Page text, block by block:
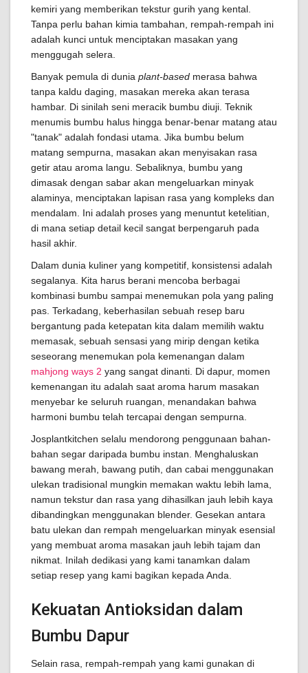
kemiri yang memberikan tekstur gurih yang kental.
Tanpa perlu bahan kimia tambahan, rempah-rempah ini
adalah kunci untuk menciptakan masakan yang
menggugah selera.
Banyak pemula di dunia plant-based merasa bahwa
tanpa kaldu daging, masakan mereka akan terasa
hambar. Di sinilah seni meracik bumbu diuji. Teknik
menumis bumbu halus hingga benar-benar matang atau
"tanak" adalah fondasi utama. Jika bumbu belum
matang sempurna, masakan akan menyisakan rasa
getir atau aroma langu. Sebaliknya, bumbu yang
dimasak dengan sabar akan mengeluarkan minyak
alaminya, menciptakan lapisan rasa yang kompleks dan
mendalam. Ini adalah proses yang menuntut ketelitian,
di mana setiap detail kecil sangat berpengaruh pada
hasil akhir.
Dalam dunia kuliner yang kompetitif, konsistensi adalah
segalanya. Kita harus berani mencoba berbagai
kombinasi bumbu sampai menemukan pola yang paling
pas. Terkadang, keberhasilan sebuah resep baru
bergantung pada ketepatan kita dalam memilih waktu
memasak, sebuah sensasi yang mirip dengan ketika
seseorang menemukan pola kemenangan dalam
mahjong ways 2 yang sangat dinanti. Di dapur, momen
kemenangan itu adalah saat aroma harum masakan
menyebar ke seluruh ruangan, menandakan bahwa
harmoni bumbu telah tercapai dengan sempurna.
Josplantkitchen selalu mendorong penggunaan bahan-
bahan segar daripada bumbu instan. Menghaluskan
bawang merah, bawang putih, dan cabai menggunakan
ulekan tradisional mungkin memakan waktu lebih lama,
namun tekstur dan rasa yang dihasilkan jauh lebih kaya
dibandingkan menggunakan blender. Gesekan antara
batu ulekan dan rempah mengeluarkan minyak esensial
yang membuat aroma masakan jauh lebih tajam dan
nikmat. Inilah dedikasi yang kami tanamkan dalam
setiap resep yang kami bagikan kepada Anda.
Kekuatan Antioksidan dalam
Bumbu Dapur
Selain rasa, rempah-rempah yang kami gunakan di